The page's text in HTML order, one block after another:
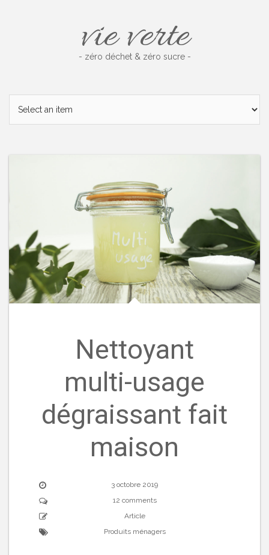
vie verte
- zéro déchet & zéro sucre -
Nettoyant
multi-usage
dégraissant fait
maison
3 octobre 2019
12 comments
Article
Produits ménagers